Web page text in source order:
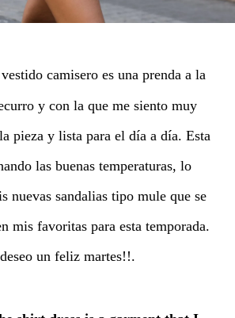
camisero es una prenda a la
y con la que me siento muy
pieza y lista para el día a día. Esta
las buenas temperaturas, lo
nuevas sandalias tipo mule que se
mis favoritas para esta temporada.
un feliz martes!!.